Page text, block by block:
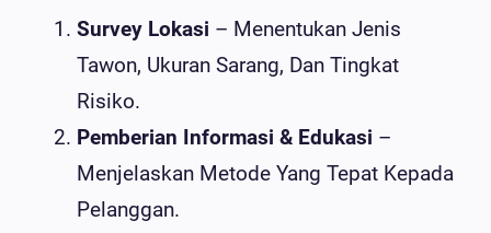
Survey Lokasi – Menentukan Jenis
Tawon, Ukuran Sarang, Dan Tingkat
Risiko.
Pemberian Informasi & Edukasi –
Menjelaskan Metode Yang Tepat Kepada
Pelanggan.